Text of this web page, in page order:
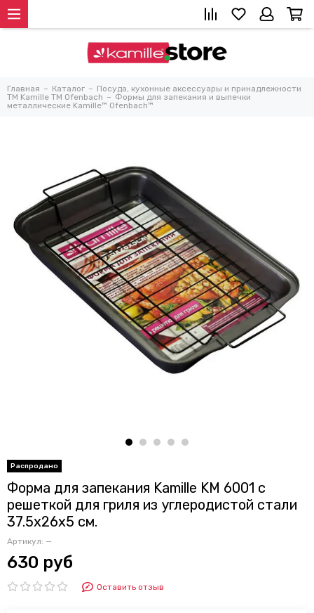
Главная Каталог
Посуда, кухонные аксессуары и принадлежности
TM Kamille TM Ofenbach
Формы для запекания и выпечки
металлические Kamille™ Ofenbach™
Форма для запекания Kamille KM 6001 с
решеткой для гриля из углеродистой стали
37.5х26х5 см.
Артикул: —
630 руб
Оставить отзыв